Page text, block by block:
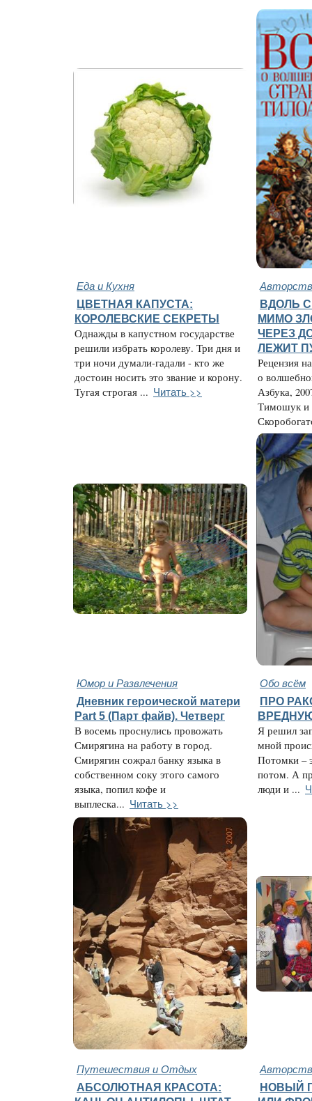
Еда и Кухня
ЦВЕТНАЯ КАПУСТА:
КОРОЛЕВСКИЕ СЕКРЕТЫ
Однажды в капустном государстве
решили избрать королеву. Три дня и
три ночи думали-гадали - кто же
достоин носить это звание и корону.
Тугая строгая ... Читать >>
ВДОЛЬ
МИМО
ЧЕРЕЗ
ЛЕЖИТ
Рецензия
о
Азбука,
Тимошук
Юмор и Развлечения Обо всём
Дневник героической матери
Part 5 (Парт файв). Четверг
В восемь проснулись провожать
Смирягина на работу в город.
Смирягин сожрал банку языка в
собственном соку этого самого
языка, попил кофе и
выплеска... Читать >>
ПРО
Я решил
мной
Потомки –
потом. А
люди и ...
Путешествия и Отдых
АБСОЛЮТНАЯ КРАСОТА:
НОВЫЙ